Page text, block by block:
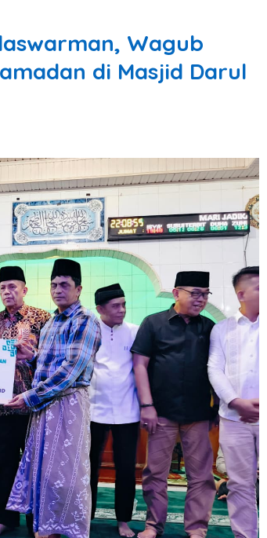
Wagub
di Masjid Darul